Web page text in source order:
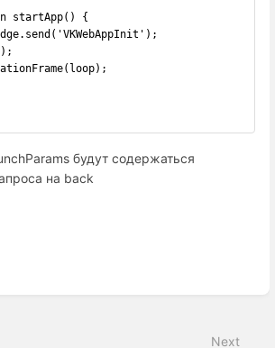
startApp() {
будут содержаться
на back
Next